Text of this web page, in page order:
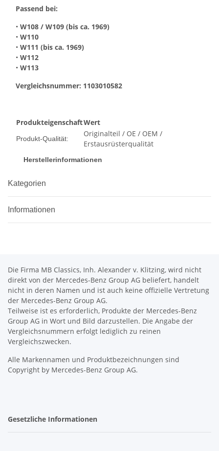
Passend bei:
• W108 / W109 (bis ca. 1969)
• W110
• W111 (bis ca. 1969)
• W112
• W113
Vergleichsnummer: 1103010582
ProdukteigenschaftWert
Produkt-Qualität:
Originalteil / OE / OEM /
Erstausrüsterqualität
Herstellerinformationen
Kategorien
Informationen
Die Firma MB Classics, Inh. Alexander v. Klitzing, wird nicht
direkt von der Mercedes-Benz Group AG beliefert, handelt
nicht in deren Namen und ist auch keine offizielle Vertretung
der Mercedes-Benz Group AG.
Teilweise ist es erforderlich, Produkte der Mercedes-Benz
Group AG in Wort und Bild darzustellen. Die Angabe der
Vergleichsnummern erfolgt lediglich zu reinen
Vergleichszwecken.
Alle Markennamen und Produktbezeichnungen sind
Copyright by Mercedes-Benz Group AG.
Gesetzliche Informationen